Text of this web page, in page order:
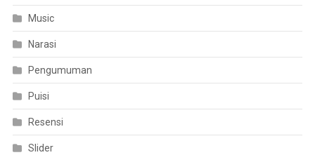
Music
Narasi
Pengumuman
Puisi
Resensi
Slider